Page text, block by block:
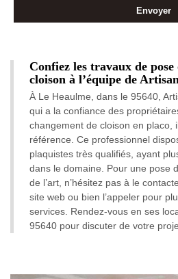
Confiez les travaux de
cloison à l’équipe de
À Le Heaulme, dans le 95640,
qui a la confiance des
changement de cloison en placo,
référence. Ce professionnel
plaquistes très qualifiés, ayant
dans le domaine. Pour une pose
de l’art, n’hésitez pas à le
site web ou bien l’appeler pour
services. Rendez-vous en ses
95640 pour discuter de votre